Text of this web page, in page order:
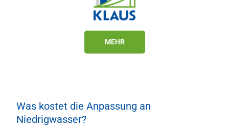
MEHR
Was kostet die Anpassung an
Niedrigwasser?